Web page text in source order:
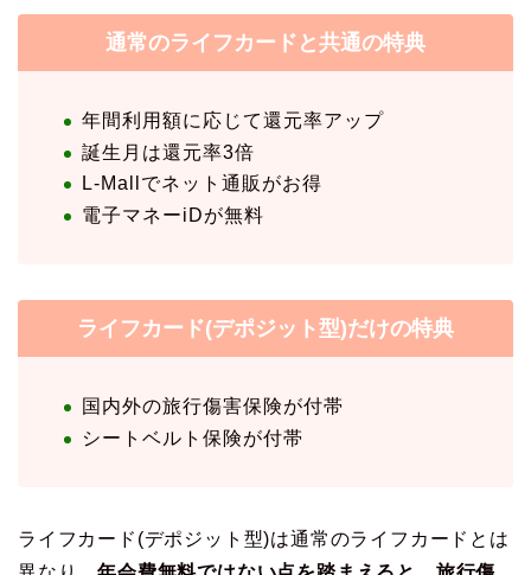
通常のライフカードと共通の特典
年間利用額に応じて還元率アップ
誕生月は還元率3倍
L-Mallでネット通販がお得
電子マネーiDが無料
ライフカード(デポジット型)だけの特典
国内外の旅行傷害保険が付帯
シートベルト保険が付帯
ライフカード(デポジット型)は通常のライフカードとは